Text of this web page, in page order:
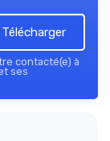
contacté(e) à
ses